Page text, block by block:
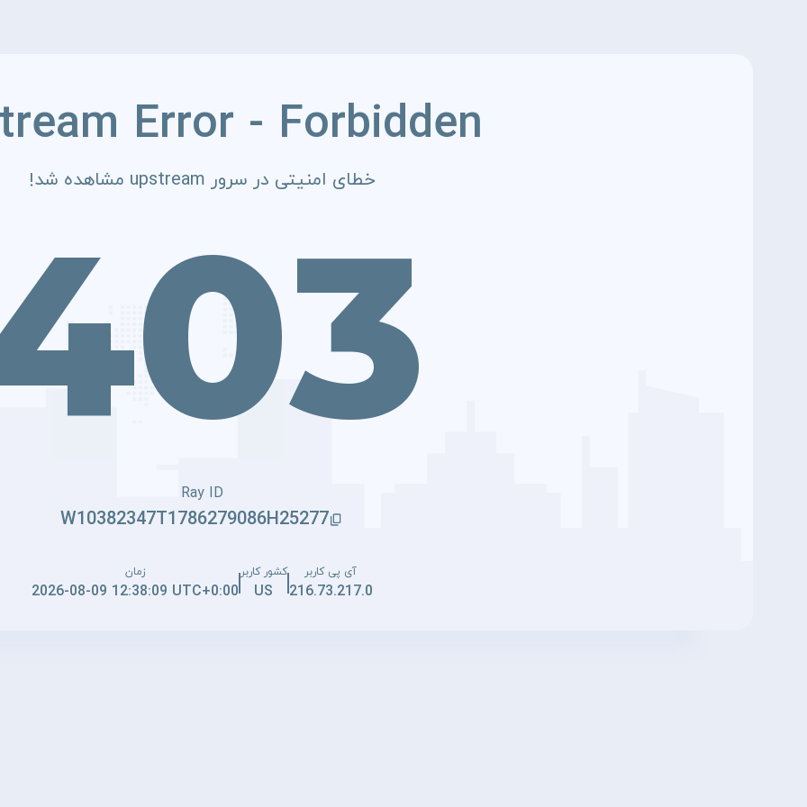
Error - Forbidden
خطای امنیتی در سرور upstream مشاهده شد!
Ray ID
W10382347T1786279086H25277
آی پی کاربر
216.73.217.0
کشور کاربر
US
زمان
2026-08-09 12:38:09 UTC+0:00